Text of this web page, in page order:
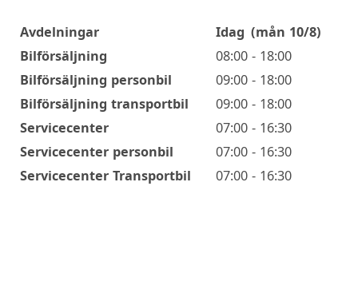
Öppettider
Avdelningar Idag (mån 10/8)
Bilförsäljning
08:00 - 18:00
Bilförsäljning personbil
09:00 - 18:00
Bilförsäljning transportbil
09:00 - 18:00
Servicecenter
07:00 - 16:30
Servicecenter personbil
07:00 - 16:30
Servicecenter Transportbil
07:00 - 16:30